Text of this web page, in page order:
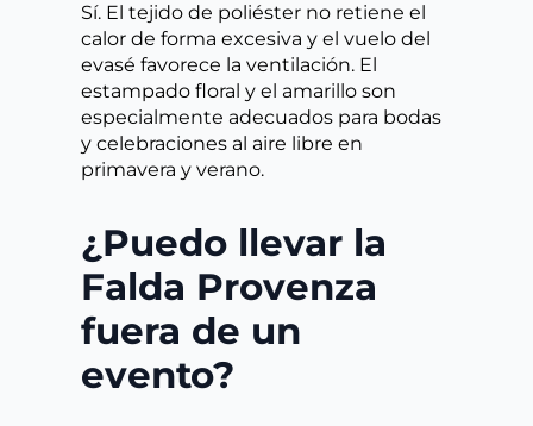
Sí. El tejido de poliéster no retiene el
calor de forma excesiva y el vuelo del
evasé favorece la ventilación. El
estampado floral y el amarillo son
especialmente adecuados para bodas
y celebraciones al aire libre en
primavera y verano.
¿Puedo llevar la
Falda Provenza
fuera de un
evento?